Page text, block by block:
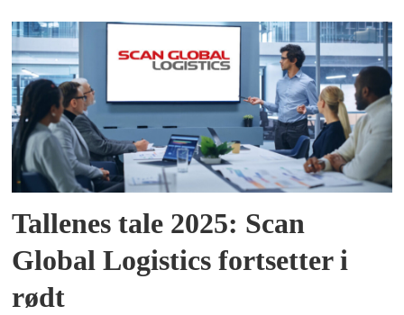
Tallenes tale 2025: Scan
Global Logistics fortsetter i
rødt